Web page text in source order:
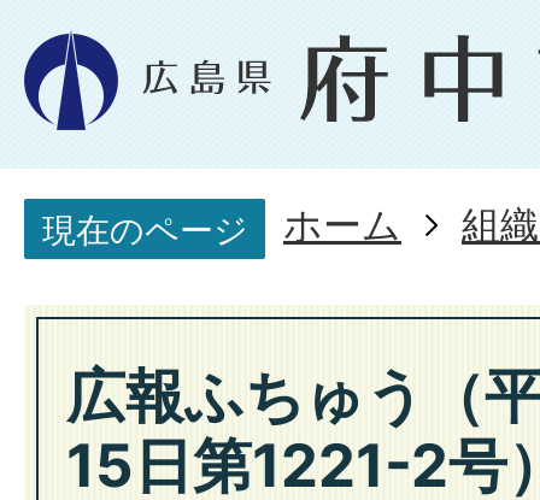
現在のページ ホーム 組
広報ふちゅう（
15日第1221-2号